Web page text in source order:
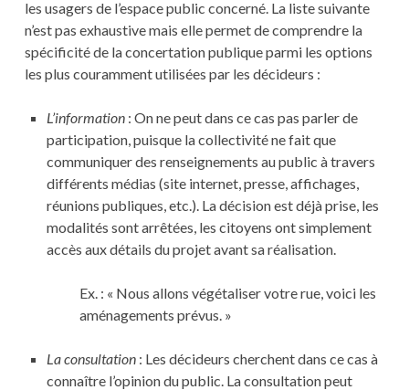
les usagers de l’espace public concerné. La liste suivante
n’est pas exhaustive mais elle permet de comprendre la
spécificité de la concertation publique parmi les options
les plus couramment utilisées par les décideurs :
L’information: On ne peut dans ce cas pas parler de
participation, puisque la collectivité ne fait que
communiquer des renseignements au public à travers
différents médias (site internet, presse, affichages,
réunions publiques, etc.). La décision est déjà prise, les
modalités sont arrêtées, les citoyens ont simplement
accès aux détails du projet avant sa réalisation.
Ex. : « Nous allons végétaliser votre rue, voici les
aménagements prévus. »
La consultation: Les décideurs cherchent dans ce cas à
connaître l’opinion du public. La consultation peut